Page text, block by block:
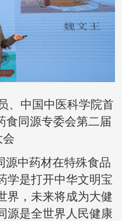
、 中国中医科学院首
食同源专委会第二届
会
源中药材在特殊食品
学是打开中华文明宝
界，未来将成为大健
源是全世界人民健康